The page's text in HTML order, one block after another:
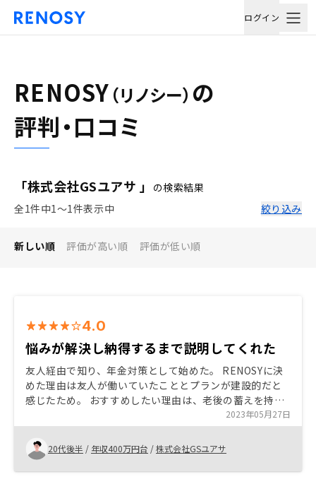
ログイン
RENOSY （リノシー） の
評判・口コミ
「株式会社GSユアサ 」
の検索結果
全1件中1〜1件表示中
絞り込み
新しい順 評価が高い順 評価が低い順
4.0
悩みが解決し納得するまで説明してくれた
友人経由で知り、年金対策として始めた。 RENOSYに決
めた理由は友人が働いていたこととプランが建設的だと
感じたため。 おすすめしたい理由は、老後の蓄えを持っ
ておくことは重要であり、分散が必要であるため、不動
産投資をするなら上記理由でRENOSYが良い。
2023年05月27日
20代後半 / 年収400万円台 /株式会社GSユアサ